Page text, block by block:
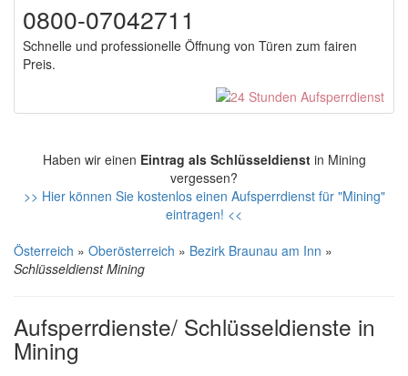
0800-07042711
Schnelle und professionelle Öffnung von Türen zum fairen
Preis.
Haben wir einen Eintrag als Schlüsseldienstin Mining
vergessen?
>> Hier können Sie kostenlos einen Aufsperrdienst für "Mining"
eintragen! <<
Österreich » Oberösterreich » Bezirk Braunau am Inn »
Schlüsseldienst Mining
Aufsperrdienste/ Schlüsseldienste in
Mining